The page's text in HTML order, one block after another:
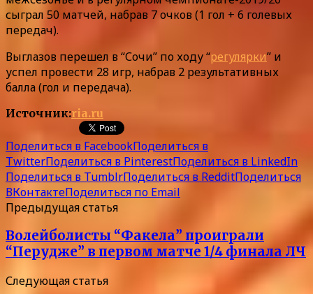
сыграл 50 матчей, набрав 7 очков (1 гол + 6 голевых
передач).
Выглазов перешел в “Сочи” по ходу “регулярки” и
успел провести 28 игр, набрав 2 результативных
балла (гол и передача).
Источник:ria.ru
Поделиться в FacebookПоделиться в
TwitterПоделиться в PinterestПоделиться в LinkedIn
Поделиться в TumblrПоделиться в RedditПоделиться
ВКонтактеПоделиться по Email
Предыдущая статья
Волейболисты “Факела” проиграли
“Перудже” в первом матче 1/4 финала ЛЧ
Следующая статья